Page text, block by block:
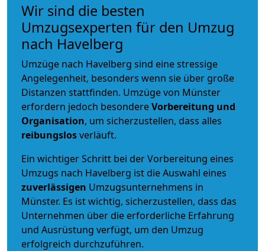
Wir sind die besten
Umzugsexperten für den Umzug
nach Havelberg
Umzüge nach Havelberg sind eine stressige
Angelegenheit, besonders wenn sie über große
Distanzen stattfinden. Umzüge von Münster
erfordern jedoch besondereVorbereitung und
Organisation, um sicherzustellen, dass alles
reibungslosverläuft.
Ein wichtiger Schritt bei der Vorbereitung eines
Umzugs nach Havelberg ist die Auswahl eines
zuverlässigen Umzugsunternehmens in
Münster. Es ist wichtig, sicherzustellen, dass das
Unternehmen über die erforderliche Erfahrung
und Ausrüstung verfügt, um den Umzug
erfolgreich durchzuführen.